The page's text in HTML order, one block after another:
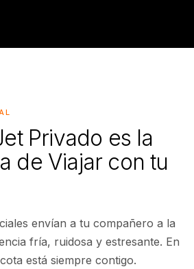
Privado es la
de Viajar con tu
envían a tu compañero a la
fría, ruidosa y estresante. En
está siempre contigo.